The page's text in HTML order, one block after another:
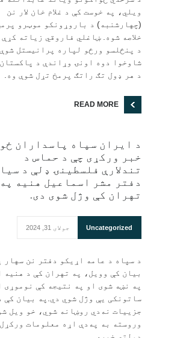
ویلي، په خوست کې د غلام خان لار نن
(چهارشنبه) د باروړونکو موټرو
خلاصه شوه. ښاغلي فاروقي زیاته کړې
د پنځلسو ورځو لپاره پرانیستل شوې
شاوخوا دوه اونۍ وړاندې د
د هر ډول تګ راتګ پرمخ تړل شوې وه.
READ MORE
د ایران سپاه پاسداران
خبر ورکړی چې د حماس د
تندلارې فلسطينۍ ډلې د
دفتر مشر اسماعیل هنيه په
تهران کې وژل شوی دی.
Uncategorized جولای 31, 2024
د سپاه د عامه اړیکو دفتر نن سهار
بیان کې وویل، په تهران کې د هنيه
په نښه شوی او په نتیجه کې نوموړی
ساتونکی یې وژل شوي دي.په بیان کې
جزییات نه‌دي روښانه شوي، خو ویل
وروسته به په‌دې اړه معلومات